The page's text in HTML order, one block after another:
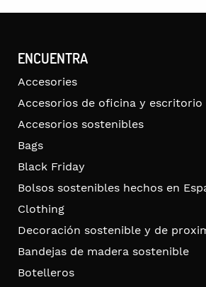
ENCUENTRA
Accesories
Accesorios de oficina y escritorio
Accesorios sostenibles
Bags
Black Friday
Bolsos sostenibles hechos en
Clothing
Decoración sostenible y de
Bandejas de madera sostenible
Botelleros